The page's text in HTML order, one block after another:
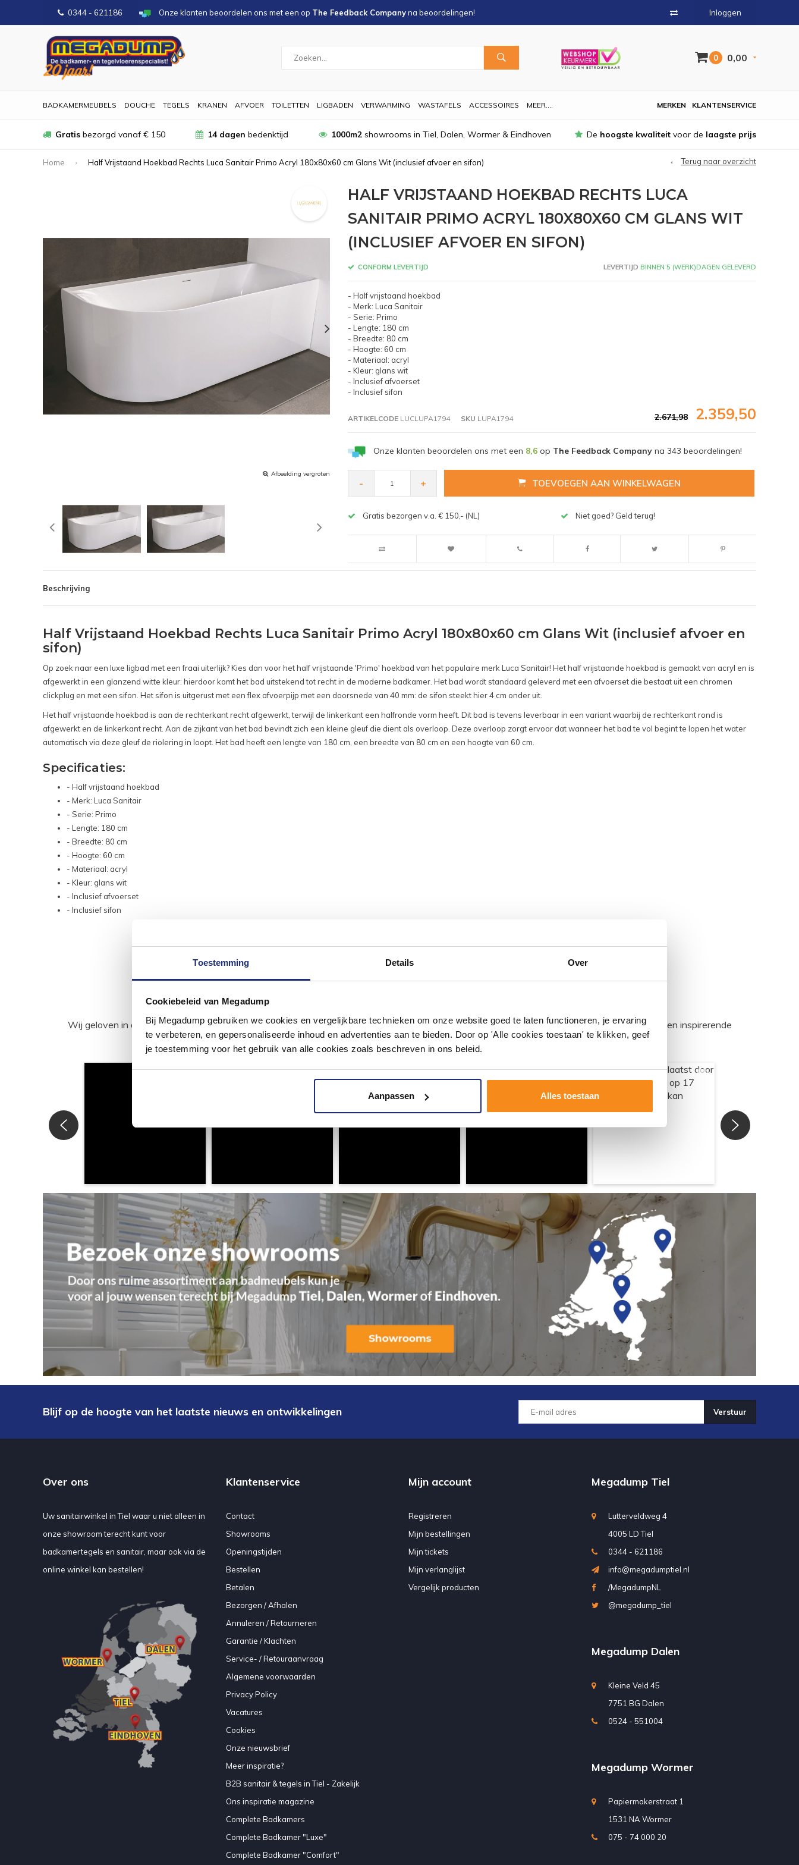
Toestemming Details Over
Cookiebeleid van Megadump
Bij Megadump gebruiken we cookies en vergelijkbare technieken om onze website goed te laten functioneren, je ervaring
te verbeteren, en gepersonaliseerde inhoud en advertenties aan te bieden. Door op 'Alle cookies toestaan' te klikken, geef
je toestemming voor het gebruik van alle cookies zoals beschreven in ons beleid.
Aanpassen Alles toestaan
0344 - 621186 Onze klanten beoordelen ons met een op The Feedback Companyna beoordelingen! Inloggen
0 0,00
BADKAMERMEUBELS DOUCHE TEGELS KRANEN AFVOER TOILETTEN LIGBADEN VERWARMING WASTAFELS ACCESSOIRES MEER.... KLANTENSERVICE
MERKEN
Gratis bezorgd vanaf € 150 14 dagen bedenktijd 1000m2showrooms in Tiel, Dalen, Wormer & Eindhoven De hoogste kwaliteit voor de laagste prijs
Home Half Vrijstaand Hoekbad Rechts Luca Sanitair Primo Acryl 180x80x60 cm Glans Wit (inclusief afvoer en sifon) Terug naar overzicht
Afbeelding vergroten
HALF VRIJSTAAND HOEKBAD RECHTS LUCA
SANITAIR PRIMO ACRYL 180X80X60 CM GLANS WIT
(INCLUSIEF AFVOER EN SIFON)
CONFORM LEVERTIJD LEVERTIJD BINNEN 5 (WERK)DAGEN GELEVERD
- Half vrijstaand hoekbad
- Merk: Luca Sanitair
- Serie: Primo
- Lengte: 180 cm
- Breedte: 80 cm
- Hoogte: 60 cm
- Materiaal: acryl
- Kleur: glans wit
- Inclusief afvoerset
- Inclusief sifon
ARTIKELCODELUCLUPA1794 SKU LUPA1794 2.671,98 2.359,50
Onze klanten beoordelen ons met een 8,6op The Feedback Companyna 343 beoordelingen!
- + TOEVOEGEN AAN WINKELWAGEN
Gratis bezorgen v.a. € 150,- (NL) Niet goed? Geld terug!
Beschrijving
Half Vrijstaand Hoekbad Rechts Luca Sanitair Primo Acryl 180x80x60 cm Glans Wit (inclusief afvoer en
sifon)
Op zoek naar een luxe ligbad met een fraai uiterlijk? Kies dan voor het half vrijstaande 'Primo' hoekbad van het populaire merk Luca Sanitair! Het half vrijstaande hoekbad is gemaakt van acryl en is
afgewerkt in een glanzend witte kleur: hierdoor komt het bad uitstekend tot recht in de moderne badkamer. Het bad wordt standaard geleverd met een afvoerset die bestaat uit een chromen
clickplug en met een sifon. Het sifon is uitgerust met een flex afvoerpijp met een doorsnede van 40 mm: de sifon steekt hier 4 cm onder uit.
Het half vrijstaande hoekbad is aan de rechterkant recht afgewerkt, terwijl de linkerkant een halfronde vorm heeft. Dit bad is tevens leverbaar in een variant waarbij de rechterkant rond is
afgewerkt en de linkerkant recht. Aan de zijkant van het bad bevindt zich een kleine gleuf die dient als overloop. Deze overloop zorgt ervoor dat wanneer het bad te vol begint te lopen het water
automatisch via deze gleuf de riolering in loopt. Het bad heeft een lengte van 180 cm, een breedte van 80 cm en een hoogte van 60 cm.
Specificaties:
- Half vrijstaand hoekbad
- Merk: Luca Sanitair
- Serie: Primo
- Lengte: 180 cm
- Breedte: 80 cm
- Hoogte: 60 cm
- Materiaal: acryl
- Kleur: glans wit
- Inclusief afvoerset
- Inclusief sifon
Wij geloven in de kracht van delen. Deel jouw badkamer op Instagram met #mijndroombadkamer en tag @megadumpnl. Samen bouwen we een inspirerende
omgeving vol met unieke badkamerstijlen. Doe je mee?
Blijf op de hoogte van het laatste nieuws en ontwikkelingen Verstuur
Over ons
Uw sanitairwinkel in Tiel waar u niet alleen in
onze showroom terecht kunt voor
badkamertegels en sanitair, maar ook via de
online winkel kan bestellen!
Klantenservice
Contact
Showrooms
Openingstijden
Bestellen
Betalen
Bezorgen / Afhalen
Annuleren / Retourneren
Garantie / Klachten
Service- / Retouraanvraag
Algemene voorwaarden
Privacy Policy
Vacatures
Cookies
Onze nieuwsbrief
Meer inspiratie?
B2B sanitair & tegels in Tiel - Zakelijk
Ons inspiratie magazine
Complete Badkamers
Complete Badkamer "Luxe"
Complete Badkamer "Comfort"
Mijn account
Registreren
Mijn bestellingen
Mijn tickets
Mijn verlanglijst
Vergelijk producten
Megadump Tiel
Lutterveldweg 4
4005 LD Tiel
0344 - 621186
info@megadumptiel.nl
/MegadumpNL
@megadump_tiel
Megadump Dalen
Kleine Veld 45
7751 BG Dalen
0524 - 551004
Megadump Wormer
Papiermakerstraat 1
1531 NA Wormer
075 - 74 000 20